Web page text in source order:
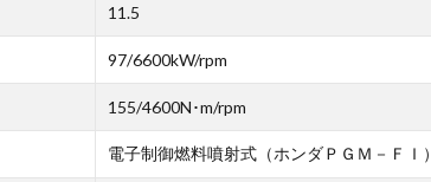
11.5
97/6600kW/rpm
155/4600N･m/rpm
電子制御燃料噴射式（ホンダＰＧＭ－ＦＩ）